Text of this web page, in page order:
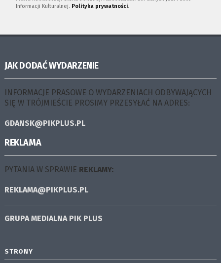
Informacji Kulturalnej. Polityka prywatności.
JAK DODAĆ WYDARZENIE
INFORMACJE PRASOWE O WYDARZENIACH ODBYWAJĄCYCH
SIĘ W TRÓJMIEŚCIE PROSIMY PRZESYŁAĆ NA ADRES:
GDANSK@PIKPLUS.PL
REKLAMA
PYTANIA W SPRAWIE REKLAMY:
REKLAMA@PIKPLUS.PL
GRUPA MEDIALNA PIK PLUS
STRONY